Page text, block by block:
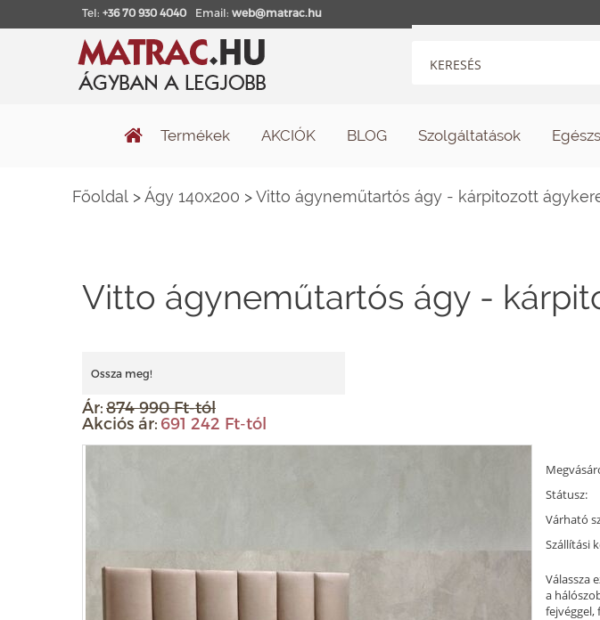
Tel: +36 70 930 4040 Email: web@matrac.hu
Termékek AKCIÓK BLOG Szolgáltatások
Főoldal >Ágy 140x200 >Vitto ágyneműtartós ágy - kárpitozott
Vitto ágyneműtartós ágy -
Ossza meg!
Ár:874 990 Ft-tól
Akciós ár: 691 242 Ft-tól
Státusz:
Várható
Szállítási
Válassza
a